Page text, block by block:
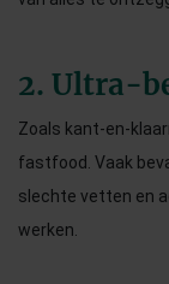
2. Ultra-
Zoals kant-en-
fastfood. Vaak
slechte vetten en
werken.